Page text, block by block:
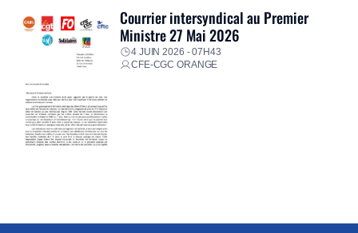
Courrier intersyndical au Premier
Ministre 27 Mai 2026
4 JUIN 2026 - 07H43
CFE-CGC ORANGE